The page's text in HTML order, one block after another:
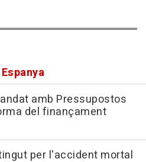
amb Pressupostos
del finançament
per l'accident mortal